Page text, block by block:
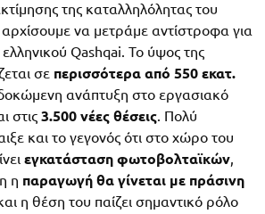
της καταλληλόλητας του
να μετράμε αντίστροφα για
Qashqai. Το ύψος της
σε περισσότερα από 550 εκατ.
ανάπτυξη στο εργασιακό
στις 3.500 νέες θέσεις. Πολύ
και το γεγονός ότι στο χώρο του
εγκατάσταση φωτοβολταϊκών,
η παραγωγή θα γίνεται με πράσινη
η θέση του παίζει σημαντικό ρόλο